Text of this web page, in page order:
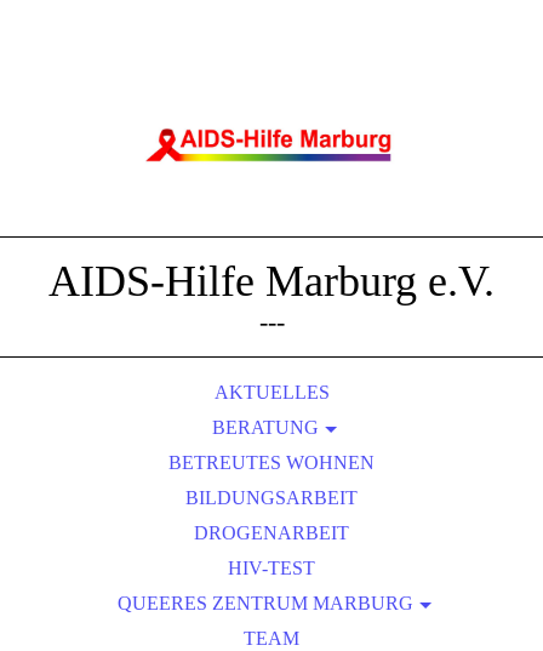
AIDS-Hilfe Marburg e.V.
---
AKTUELLES
BERATUNG
ÄRZT*INNEN-INFOS
JVA
BETREUTES WOHNEN
BILDUNGSARBEIT
DROGENARBEIT
HIV-TEST
QUEERES ZENTRUM MARBURG
LSBT*IQ-NETZWERKSTELLE
TEAM